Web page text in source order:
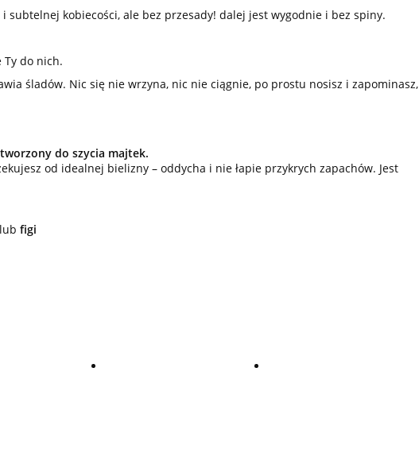
subtelnej kobiecości, ale bez przesady! dalej jest wygodnie i bez spiny.
Ty do nich.
śladów. Nic się nie wrzyna, nic nie ciągnie, po prostu nosisz i zapominasz,
do szycia majtek.
od idealnej bielizny – oddycha i nie łapie przykrych zapachów. Jest
lubfigi